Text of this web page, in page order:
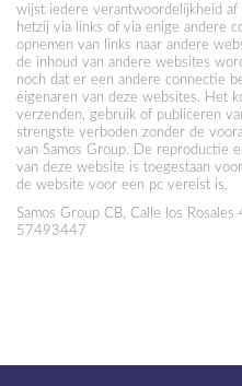
wijst iedere verantwoordelijkheid
hetzij via links of via enige andere
opnemen van links naar andere
de inhoud van andere websites
noch dat er een andere connectie
eigenaren van deze websites. Het
verzenden, gebruik of publiceren
strengste verboden zonder de
van Samos Group. De reproductie
van deze website is toegestaan
de website voor een pc vereist is.
Samos Group CB, Calle los
57493447